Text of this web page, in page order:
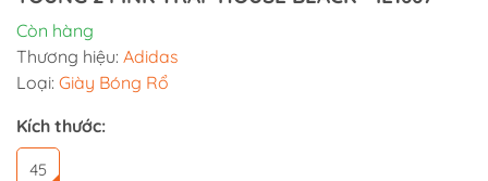
Còn hàng
Thương hiệu: Adidas
Loại: Giày Bóng Rổ
Kích thước:
45